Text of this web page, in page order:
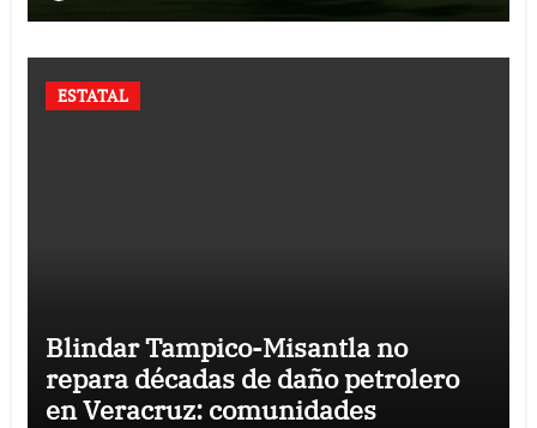
ESTATAL
Blindar Tampico-Misantla no
repara décadas de daño petrolero
en Veracruz: comunidades